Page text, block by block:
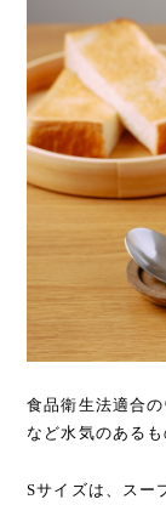
食品衛生法適合
など水気のある
Sサイズは、スー